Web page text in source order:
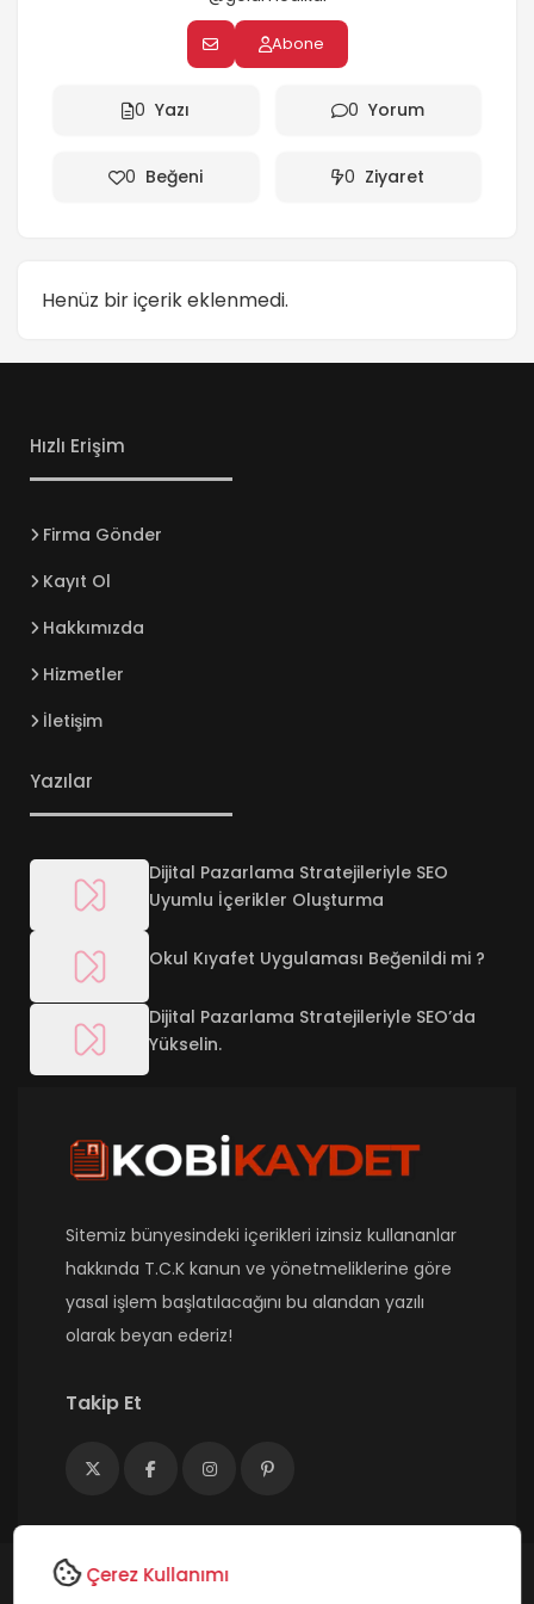
Abone
0 Yazı 0 Yorum
0 Beğeni 0 Ziyaret
Henüz bir içerik eklenmedi.
Hızlı Erişim
Firma Gönder
Kayıt Ol
Hakkımızda
Hizmetler
İletişim
Yazılar
Dijital Pazarlama Stratejileriyle SEO
Uyumlu İçerikler Oluşturma
Okul Kıyafet Uygulaması Beğenildi mi ?
Dijital Pazarlama Stratejileriyle SEO’da
Yükselin.
Sitemiz bünyesindeki içerikleri izinsiz kullananlar
hakkında T.C.K kanun ve yönetmeliklerine göre
yasal işlem başlatılacağını bu alandan yazılı
olarak beyan ederiz!
Takip Et
Copyright © 2025- Tüm Hakları Saklıdır. Class B Digital
Çerez Kullanımı